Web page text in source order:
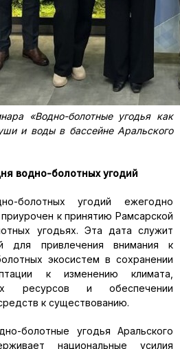
«Водно-болотные угодья как
и воды в бассейне Аральского
водно-болотных угодий
болотных угодий ежегодно
к принятию Рамсарской
угодьях. Эта дата служит
для привлечения внимания к
экосистем в сохранении
к изменению климата,
ресурсов и обеспечении
к существованию.
болотные угодья Аральского
национальные усилия